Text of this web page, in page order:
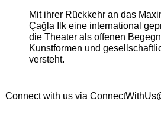
Mit ihrer Rückkehr an das
Çağla Ilk eine international
die Theater als offenen
Kunstformen und
versteht.
Connect with us via